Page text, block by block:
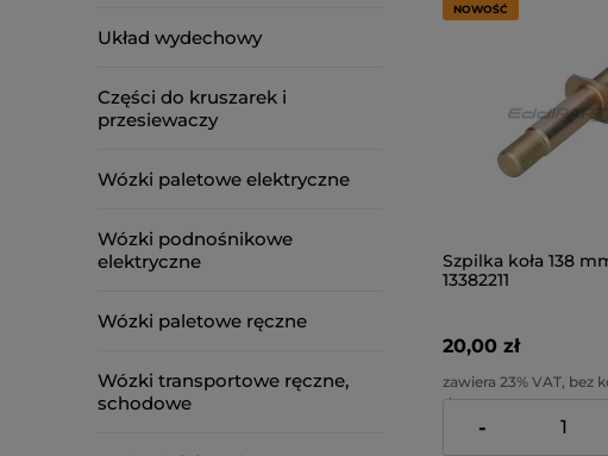
Układ wydechowy
Części do kruszarek i
przesiewaczy
Wózki paletowe elektryczne
Wózki podnośnikowe
elektryczne
Wózki paletowe ręczne
Wózki transportowe ręczne,
schodowe
Szpilka koła 138
13382211
20,00 zł
zawiera 23% VAT, bez
dostawy
Cena netto:
-
NOWOŚĆ